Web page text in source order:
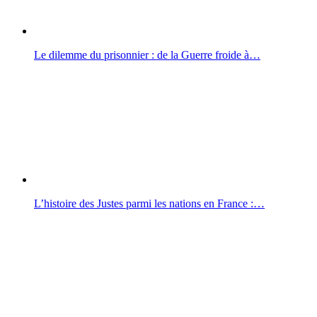
Le dilemme du prisonnier : de la Guerre froide à…
L’histoire des Justes parmi les nations en France :…